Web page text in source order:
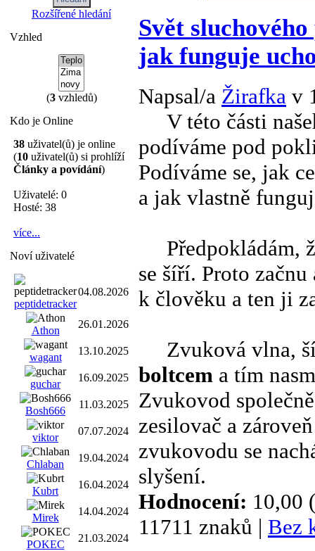
Rozšířené hledání
Vzhled
(3vzhledů)
Kdo je Online
38 uživatel(ů) je online
(10 uživatel(ů) si prohlíží
Články a povídání)
Uživatelé: 0
Hosté: 38
více...
Noví uživatelé
peptidetracker
04.08.2026
Athon
26.01.2026
wagant
13.10.2025
guchar
16.09.2025
Bosh666
11.03.2025
viktor
07.07.2024
Chlaban
19.04.2024
Kubrt
16.04.2024
Mirek
14.04.2024
POKEC
21.03.2024
Svět
jak funguje
Napsal/a Žirafka v
V této části
podíváme pod
Podíváme se, jak
a jak vlastně
Předpokládám,
se šíří. Proto
k člověku a ten ji
Zvuková vlna,
boltcem a tím
Zvukovod
zesilovač a
zvukovodu se
slyšení.
Hodnocení: 10,00
11711 znaků | Bez